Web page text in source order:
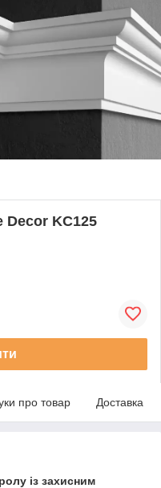
Decor KC125
про товар Доставка
із захисним